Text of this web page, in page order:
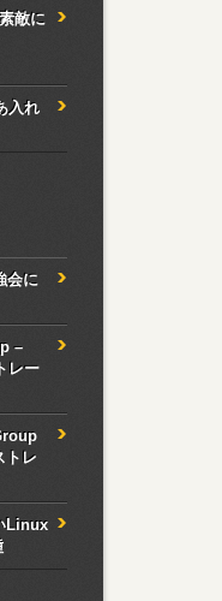
敵に
入れ
会に
–
レー
トレ
Linux